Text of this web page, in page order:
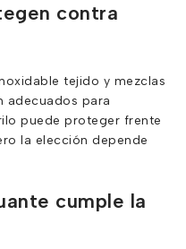
contra
tejido y mezclas
adecuados para
puede proteger frente
la elección depende
cumple la